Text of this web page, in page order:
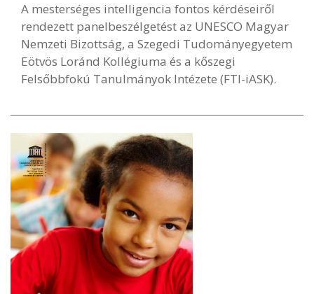
A mesterséges intelligencia fontos kérdéseiről
rendezett panelbeszélgetést az UNESCO Magyar
Nemzeti Bizottság, a Szegedi Tudományegyetem
Eötvös Loránd Kollégiuma és a kőszegi
Felsőbbfokú Tanulmányok Intézete (FTI-iASK).